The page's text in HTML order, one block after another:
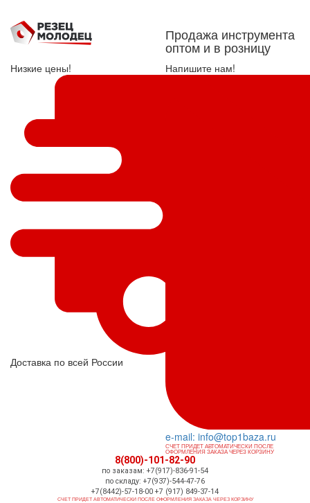
Продажа инструмента
оптом и в розницу
Низкие цены!
Доставка по всей России
Напишите нам!
e-mail: info@top1baza.ru
СЧЕТ ПРИДЕТ АВТОМАТИЧЕСКИ ПОСЛЕ
ОФОРМЛЕНИЯ ЗАКАЗА ЧЕРЕЗ КОРЗИНУ
8(800)-101-82-90
по заказам: +7(917)-836-91-54
по складу: +7(937)-544-47-76
+7(8442)-57-18-00 +7 (917) 849-37-14
СЧЕТ ПРИДЕТ АВТОМАТИЧЕСКИ ПОСЛЕ ОФОРМЛЕНИЯ ЗАКАЗА ЧЕРЕЗ КОРЗИНУ